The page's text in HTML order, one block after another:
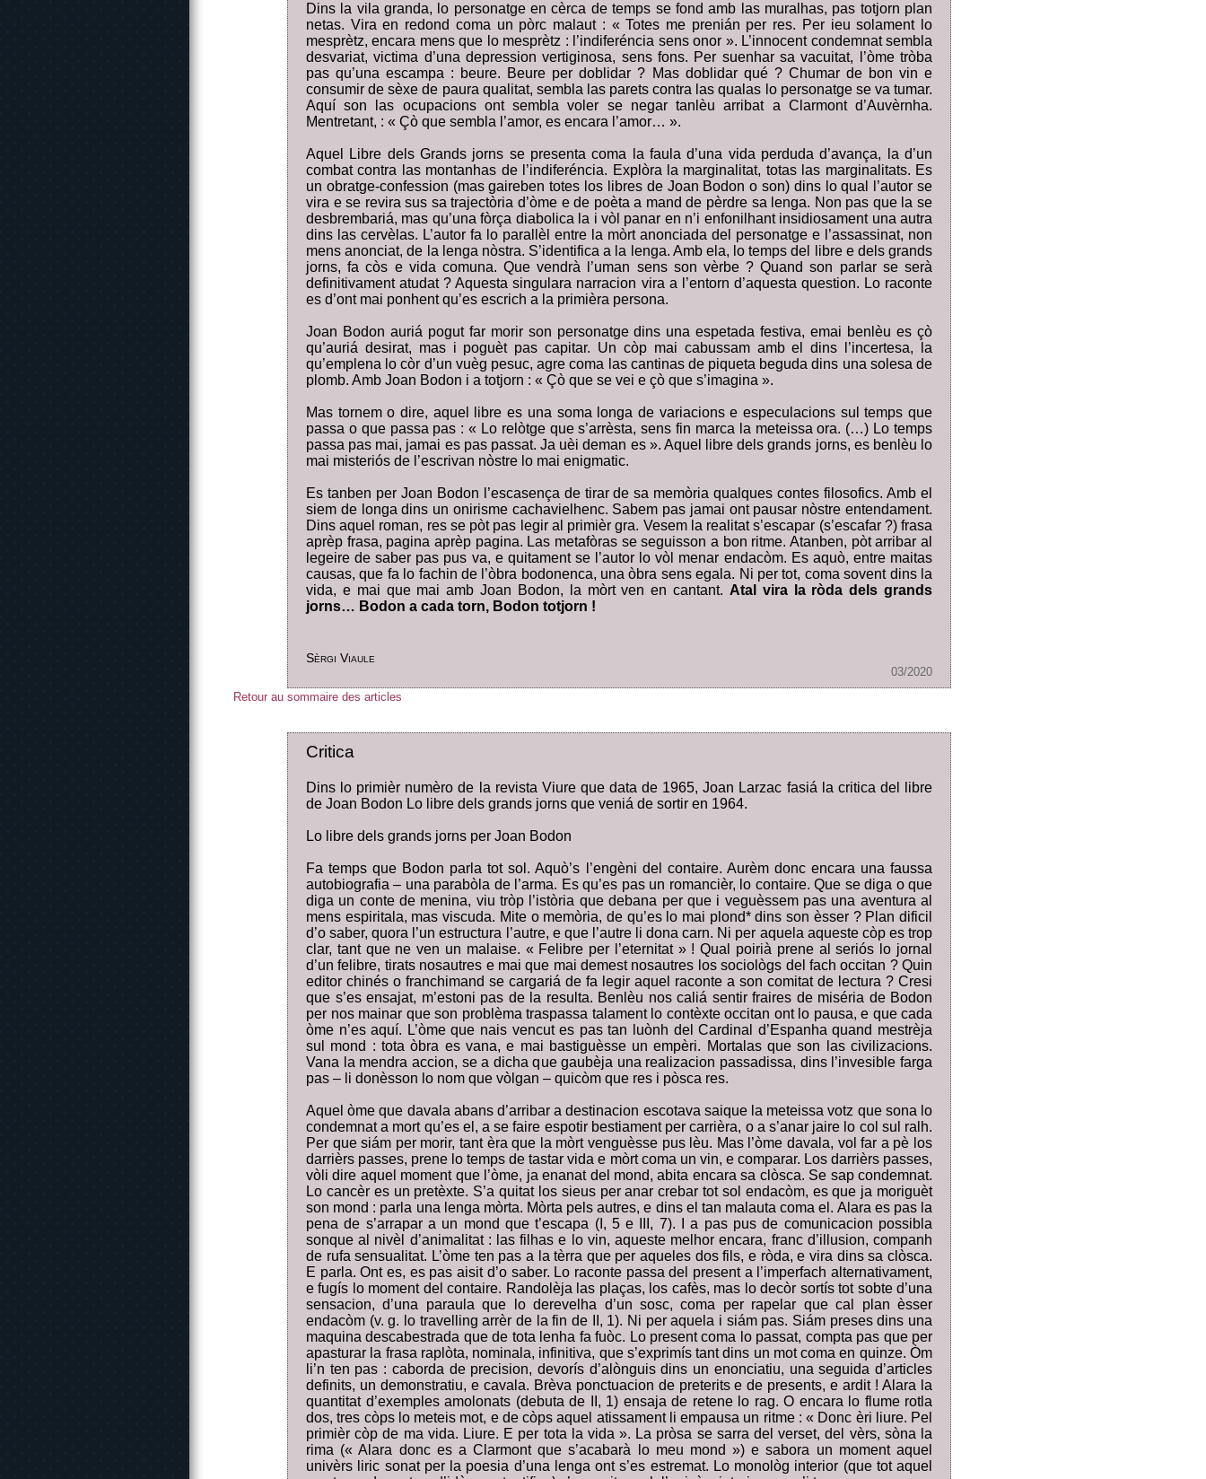
Dins la vila granda, lo personatge en cèrca de temps se fond amb las muralhas, pas totjorn plan
netas. Vira en redond coma un pòrc malaut : « Totes me prenián per res. Per ieu solament lo
mesprètz, encara mens que lo mesprètz : l’indiferéncia sens onor ». L’innocent condemnat sembla
desvariat, victima d’una depression vertiginosa, sens fons. Per suenhar sa vacuitat, l’òme tròba
pas qu’una escampa : beure. Beure per doblidar ? Mas doblidar qué ? Chumar de bon vin e
consumir de sèxe de paura qualitat, sembla las parets contra las qualas lo personatge se va tumar.
Aquí son las ocupacions ont sembla voler se negar tanlèu arribat a Clarmont d’Auvèrnha.
Mentretant, : « Çò que sembla l’amor, es encara l’amor… ».
Aquel Libre dels Grands jorns se presenta coma la faula d’una vida perduda d’avança, la d’un
combat contra las montanhas de l’indiferéncia. Explòra la marginalitat, totas las marginalitats. Es
un obratge-confession (mas gaireben totes los libres de Joan Bodon o son) dins lo qual l’autor se
vira e se revira sus sa trajectòria d’òme e de poèta a mand de pèrdre sa lenga. Non pas que la se
desbrembariá, mas qu’una fòrça diabolica la i vòl panar en n’i enfonilhant insidiosament una autra
dins las cervèlas. L’autor fa lo parallèl entre la mòrt anonciada del personatge e l’assassinat, non
mens anonciat, de la lenga nòstra. S’identifica a la lenga. Amb ela, lo temps del libre e dels grands
jorns, fa còs e vida comuna. Que vendrà l’uman sens son vèrbe ? Quand son parlar se serà
definitivament atudat ? Aquesta singulara narracion vira a l’entorn d’aquesta question. Lo raconte
es d’ont mai ponhent qu’es escrich a la primièra persona.
Joan Bodon auriá pogut far morir son personatge dins una espetada festiva, emai benlèu es çò
qu’auriá desirat, mas i poguèt pas capitar. Un còp mai cabussam amb el dins l’incertesa, la
qu’emplena lo còr d’un vuèg pesuc, agre coma las cantinas de piqueta beguda dins una solesa de
plomb. Amb Joan Bodon i a totjorn : « Çò que se vei e çò que s’imagina ».
Mas tornem o dire, aquel libre es una soma longa de variacions e especulacions sul temps que
passa o que passa pas : « Lo relòtge que s’arrèsta, sens fin marca la meteissa ora. (…) Lo temps
passa pas mai, jamai es pas passat. Ja uèi deman es ». Aquel libre dels grands jorns, es benlèu lo
mai misteriós de l’escrivan nòstre lo mai enigmatic.
Es tanben per Joan Bodon l’escasença de tirar de sa memòria qualques contes filosofics. Amb el
siem de longa dins un onirisme cachavielhenc. Sabem pas jamai ont pausar nòstre entendament.
Dins aquel roman, res se pòt pas legir al primièr gra. Vesem la realitat s’escapar (s’escafar ?) frasa
aprèp frasa, pagina aprèp pagina. Las metafòras se seguisson a bon ritme. Atanben, pòt arribar al
legeire de saber pas pus va, e quitament se l’autor lo vòl menar endacòm. Es aquò, entre maitas
causas, que fa lo fachin de l’òbra bodonenca, una òbra sens egala. Ni per tot, coma sovent dins la
vida, e mai que mai amb Joan Bodon, la mòrt ven en cantant. Atal vira la ròda dels grands
jorns… Bodon a cada torn, Bodon totjorn !
Sèrgi Viaule
03/2020
Retour au sommaire des articles
Critica
Dins lo primièr numèro de la revista Viure que data de 1965, Joan Larzac fasiá la critica del libre
de Joan Bodon Lo libre dels grands jorns que veniá de sortir en 1964.
Lo libre dels grands jorns per Joan Bodon
Fa temps que Bodon parla tot sol. Aquò’s l’engèni del contaire. Aurèm donc encara una faussa
autobiografia – una parabòla de l’arma. Es qu’es pas un romancièr, lo contaire. Que se diga o que
diga un conte de menina, viu tròp l’istòria que debana per que i veguèssem pas una aventura al
mens espiritala, mas viscuda. Mite o memòria, de qu’es lo mai plond* dins son èsser ? Plan dificil
d’o saber, quora l’un estructura l’autre, e que l’autre li dona carn. Ni per aquela aqueste còp es trop
clar, tant que ne ven un malaise. « Felibre per l’eternitat » ! Qual poirià prene al seriós lo jornal
d’un felibre, tirats nosautres e mai que mai demest nosautres los sociològs del fach occitan ? Quin
editor chinés o franchimand se cargariá de fa legir aquel raconte a son comitat de lectura ? Cresi
que s’es ensajat, m’estoni pas de la resulta. Benlèu nos caliá sentir fraires de miséria de Bodon
per nos mainar que son problèma traspassa talament lo contèxte occitan ont lo pausa, e que cada
òme n’es aquí. L’òme que nais vencut es pas tan luònh del Cardinal d’Espanha quand mestrèja
sul mond : tota òbra es vana, e mai bastiguèsse un empèri. Mortalas que son las civilizacions.
Vana la mendra accion, se a dicha que gaubèja una realizacion passadissa, dins l’invesible farga
pas – li donèsson lo nom que vòlgan – quicòm que res i pòsca res.
Aquel òme que davala abans d’arribar a destinacion escotava saique la meteissa votz que sona lo
condemnat a mort qu’es el, a se faire espotir bestiament per carrièra, o a s’anar jaire lo col sul ralh.
Per que siám per morir, tant èra que la mòrt venguèsse pus lèu. Mas l’òme davala, vol far a pè los
darrièrs passes, prene lo temps de tastar vida e mòrt coma un vin, e comparar. Los darrièrs passes,
vòli dire aquel moment que l’òme, ja enanat del mond, abita encara sa clòsca. Se sap condemnat.
Lo cancèr es un pretèxte. S’a quitat los sieus per anar crebar tot sol endacòm, es que ja moriguèt
son mond : parla una lenga mòrta. Mòrta pels autres, e dins el tan malauta coma el. Alara es pas la
pena de s’arrapar a un mond que t’escapa (I, 5 e III, 7). I a pas pus de comunicacion possibla
sonque al nivèl d’animalitat : las filhas e lo vin, aqueste melhor encara, franc d’illusion, companh
de rufa sensualitat. L’òme ten pas a la tèrra que per aqueles dos fils, e ròda, e vira dins sa clòsca.
E parla. Ont es, es pas aisit d’o saber. Lo raconte passa del present a l’imperfach alternativament,
e fugís lo moment del contaire. Randolèja las plaças, los cafès, mas lo decòr sortís tot sobte d’una
sensacion, d’una paraula que lo derevelha d’un sosc, coma per rapelar que cal plan èsser
endacòm (v. g. lo travelling arrèr de la fin de II, 1). Ni per aquela i siám pas. Siám preses dins una
maquina descabestrada que de tota lenha fa fuòc. Lo present coma lo passat, compta pas que per
apasturar la frasa raplòta, nominala, infinitiva, que s’exprimís tant dins un mot coma en quinze. Òm
li’n ten pas : caborda de precision, devorís d’alònguis dins un enonciatiu, una seguida d’articles
definits, un demonstratiu, e cavala. Brèva ponctuacion de preterits e de presents, e ardit ! Alara la
quantitat d’exemples amolonats (debuta de II, 1) ensaja de retene lo rag. O encara lo flume rotla
dos, tres còps lo meteis mot, e de còps aquel atissament li empausa un ritme : « Donc èri liure. Pel
primièr còp de ma vida. Liure. E per tota la vida ». La pròsa se sarra del verset, del vèrs, sòna la
rima (« Alara donc es a Clarmont que s’acabarà lo meu mond ») e sabora un moment aquel
univèrs liric sonat per la poesia d’una lenga ont s’es estremat. Lo monològ interior (que tot aquel